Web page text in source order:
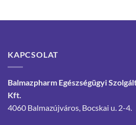
KAPCSOLAT
Balmazpharm Egészségügyi
Kft.
4060 Balmazújváros, Bocskai u. 2-4.